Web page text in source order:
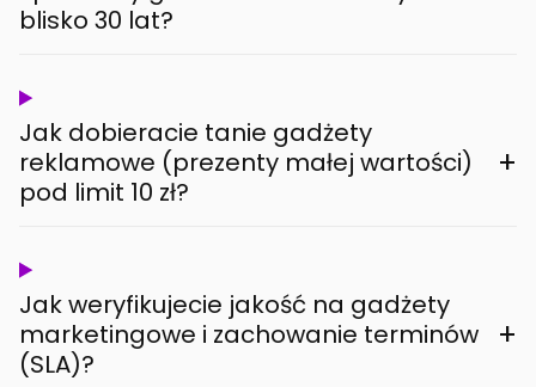
blisko 30 lat?
Jak dobieracie tanie gadżety
reklamowe (prezenty małej wartości)
pod limit 10 zł?
+
Jak weryfikujecie jakość na gadżety
marketingowe i zachowanie terminów
(SLA)?
+